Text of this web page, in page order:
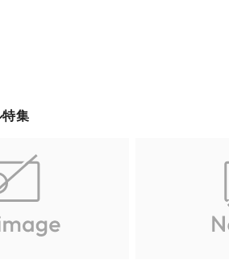
盛り沢山♪
（1.5万円）相当をプレゼント！】沢山の
式場見学にホテルロイヤルクラシック
ナーチケット」をプレゼント！
い特典をご用意しておりますので是非ご
す。
ェアに限ります、ディナーチケットは
来館に限ります）
集